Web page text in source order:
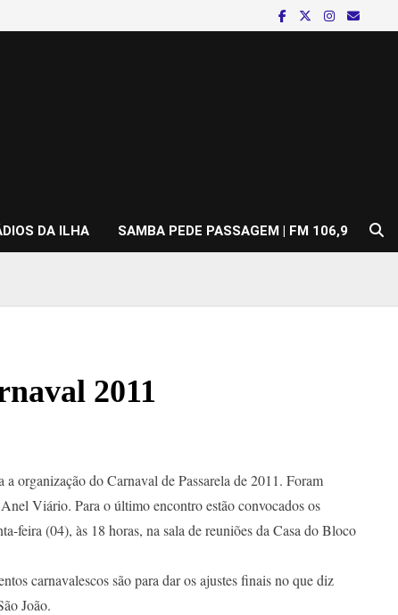
DA ILHA SAMBA PEDE PASSAGEM | FM 106,9
2011
organização do Carnaval de Passarela de 2011. Foram
Anel Viário. Para o último encontro estão convocados os
feira (04), às 18 horas, na sala de reuniões da Casa do Bloco
carnavalescos são para dar os ajustes finais no que diz
João.